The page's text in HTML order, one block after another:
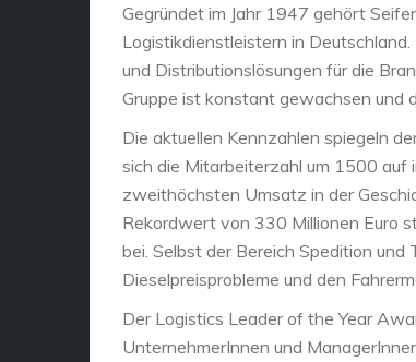
Gegründet im Jahr 1947 gehört
Logistikdienstleistern in
und Distributionslösungen für die
Gruppe ist konstant gewachsen und
Die aktuellen Kennzahlen spiegeln
sich die Mitarbeiterzahl um 1500
zweithöchsten Umsatz in der
Rekordwert von 330 Millionen Euro
bei. Selbst der Bereich Spedition und
Dieselpreisprobleme und den
Der Logistics Leader of the Year
UnternehmerInnen und